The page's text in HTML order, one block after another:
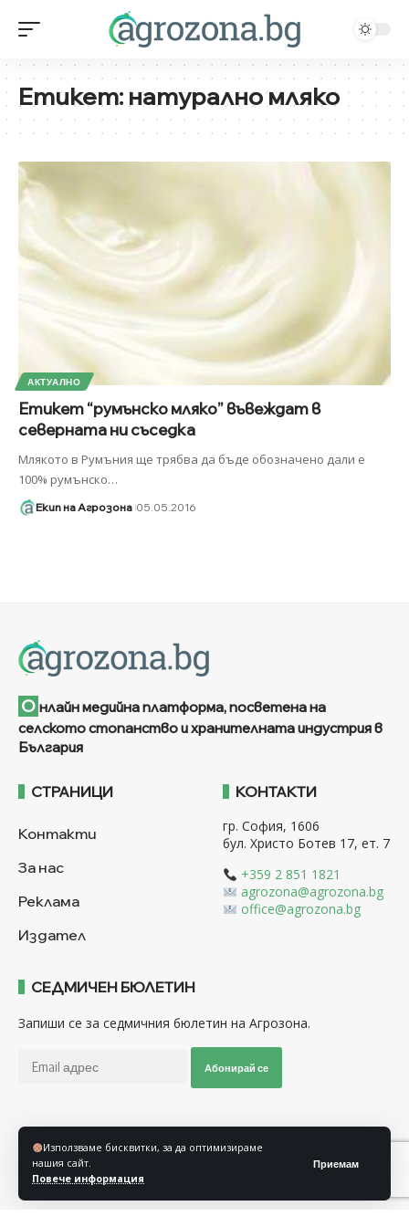
Използваме бисквитки, за да оптимизираме
нашия сайт.
Повече информация
Приемам
Етикет:натурално мляко
АКТУАЛНО
Етикет “румънско мляко” въвеждат в
северната ни съседка
Млякото в Румъния ще трябва да бъде обозначено дали е
100% румънско…
Екип на Агрозона 05.05.2016
О нлайн медийна платформа, посветена на
селското стопанство и хранителната индустрия в
България
СТРАНИЦИ
Контакти
За нас
Реклама
Издател
КОНТАКТИ
гр. София, 1606
бул. Христо Ботев 17, ет. 7
+359 2 851 1821
agrozona@agrozona.bg
office@agrozona.bg
СЕДМИЧЕН БЮЛЕТИН
Запиши се за седмичния бюлетин на Агрозона.
Абонирай се
Последвайте ни